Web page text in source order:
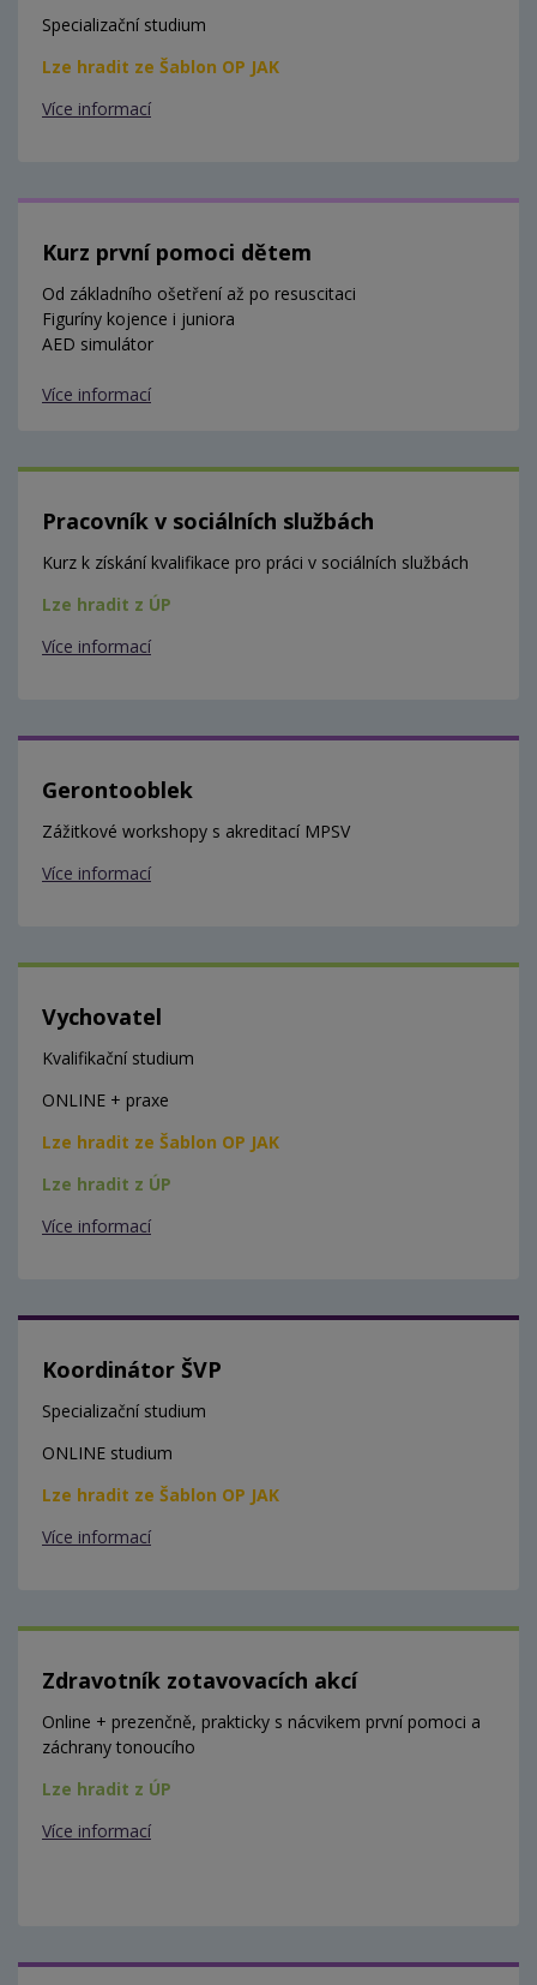
Specializační studium
Lze hradit ze Šablon OP JAK
Více informací
Kurz první pomoci dětem
Od základního ošetření až po resuscitaci
Figuríny kojence i juniora
AED simulátor
Více informací
Pracovník v sociálních službách
Kurz k získání kvalifikace pro práci v sociálních službách
Lze hradit z ÚP
Více informací
Gerontooblek
Zážitkové workshopy s akreditací MPSV
Více informací
Vychovatel
Kvalifikační studium
ONLINE + praxe
Lze hradit ze Šablon OP JAK
Lze hradit z ÚP
Více informací
Koordinátor ŠVP
Specializační studium
ONLINE studium
Lze hradit ze Šablon OP JAK
Více informací
Zdravotník zotavovacích akcí
Online + prezenčně, prakticky s nácvikem první pomoci a
záchrany tonoucího
Lze hradit z ÚP
Více informací